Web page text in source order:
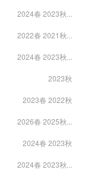
2024春 2023秋...
2022春 2021秋...
2024春 2023秋...
2023秋
2023春 2022秋
2026春 2025秋...
2024春 2023秋
2024春 2023秋...